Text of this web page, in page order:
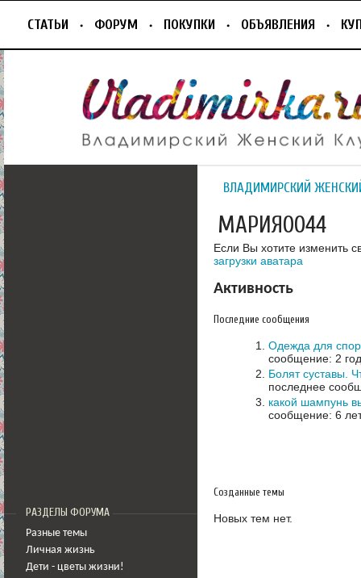
СТАТЬИ ФОРУМ ПОКУПКИ ОБЪЯВЛЕНИЯ
РАЗДЕЛЫ ФОРУМА
Разные темы
Личная жизнь
Дети - цветы жизни!
ВЛАДИМИРСКИЙ
МАРИЯ0044
Если Вы хотите изменить
загрузки аватара
Активность
Последние сообщения
Одежда для
сообщение: 2
Болят суставы.
последнее
какой шампунь
сообщение: 6
Созданные темы
Новых тем нет.